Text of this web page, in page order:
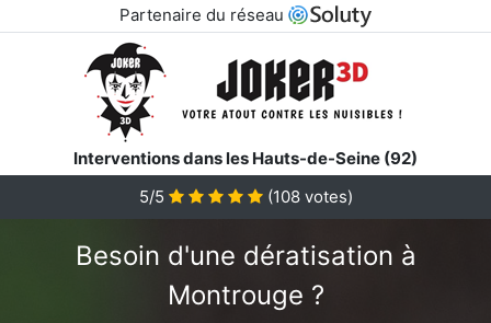
Partenaire du réseau
Interventions dans les Hauts-de-Seine (92)
5/5 (108votes)
Besoin d'une dératisation à
Montrouge ?